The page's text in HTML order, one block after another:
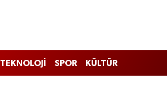
TEKNOLOJİ SPOR KÜLTÜR